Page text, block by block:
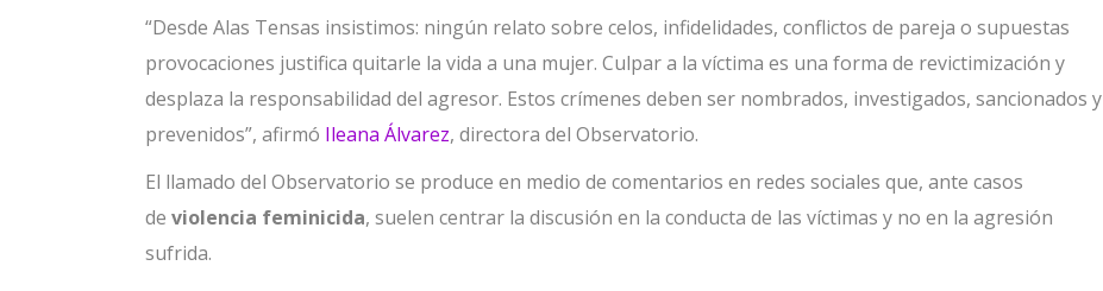
“Desde Alas Tensas insistimos: ningún relato sobre celos, infidelidades, conflictos de pareja o supuestas
provocaciones justifica quitarle la vida a una mujer. Culpar a la víctima es una forma de revictimización y
desplaza la responsabilidad del agresor. Estos crímenes deben ser nombrados, investigados, sancionados y
prevenidos”, afirmó Ileana Álvarez, directora del Observatorio.
El llamado del Observatorio se produce en medio de comentarios en redes sociales que, ante casos
de violencia feminicida, suelen centrar la discusión en la conducta de las víctimas y no en la agresión
sufrida.